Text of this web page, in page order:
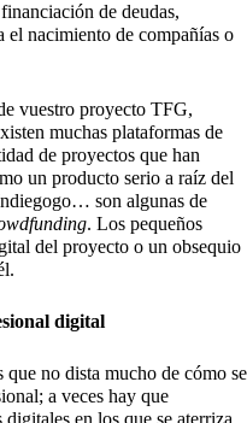
de deudas,
el nacimiento de compañías o
vuestro proyecto TFG,
muchas plataformas de
de proyectos que han
un producto serio a raíz del
son algunas de
. Los pequeños
del proyecto o un obsequio
digital
no dista mucho de cómo se
a veces hay que
en los que se aterriza